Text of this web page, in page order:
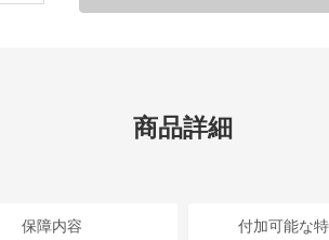
商品詳細
保障内容 付加可能な